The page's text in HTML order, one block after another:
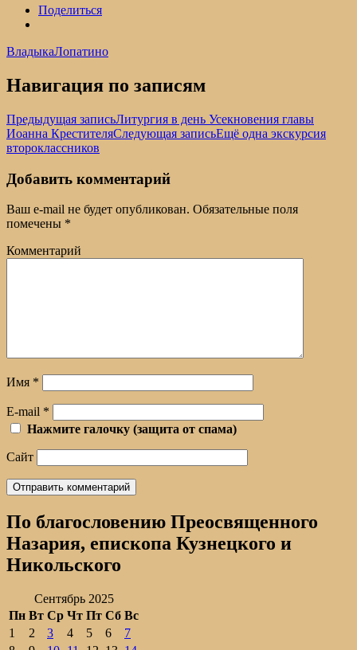
Поделиться
ВладыкаЛопатино
Навигация по записям
Предыдущая записьЛитургия в день Усекновения главы
Иоанна КрестителяСледующая записьЕщё одна экскурсия
второклассников
Добавить комментарий
Ваш e-mail не будет опубликован. Обязательные поля
помечены *
Комментарий
Имя *
E-mail *
Нажмите галочку (защита от спама)
Сайт
По благословению Преосвященного
Назария, епископа Кузнецкого и
Никольского
Сентябрь 2025
Пн Вт Ср Чт Пт Сб Вс
1 2 3 4 5 6
7